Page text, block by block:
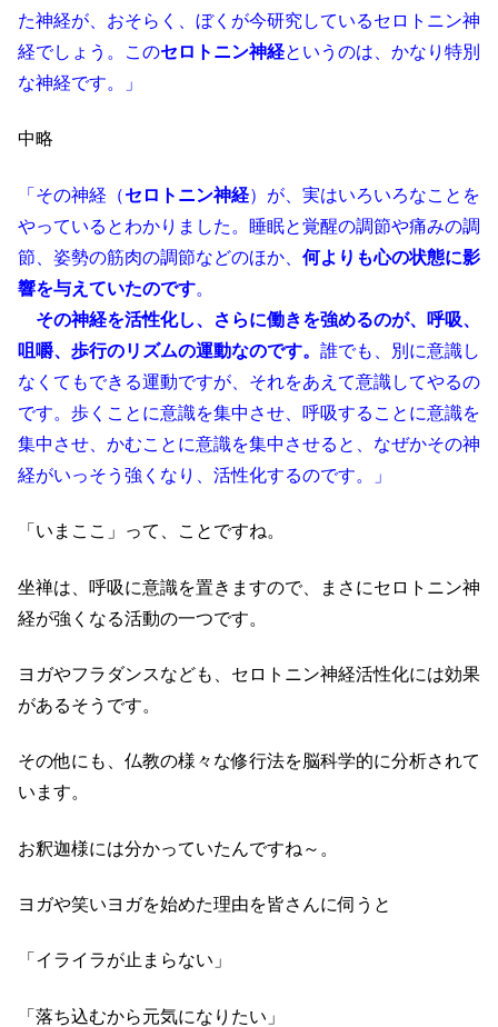
た神経が、おそらく、ぼくが今研究しているセロトニン神
経でしょう。このセロトニン神経というのは、かなり特別
な神経です。」
中略
「その神経（セロトニン神経）が、実はいろいろなことを
やっているとわかりました。睡眠と覚醒の調節や痛みの調
節、姿勢の筋肉の調節などのほか、 何よりも心の状態に影
響を与えていたのです。
その神経を活性化し、さらに働きを強めるのが、呼吸、
咀嚼、歩行のリズムの運動なのです。 誰でも、別に意識し
なくてもできる運動ですが、それをあえて意識してやるの
です。歩くことに意識を集中させ、呼吸することに意識を
集中させ、かむことに意識を集中させると、なぜかその神
経がいっそう強くなり、活性化するのです。」
「いまここ」って、ことですね。
坐禅は、呼吸に意識を置きますので、まさにセロトニン神
経が強くなる活動の一つです。
ヨガやフラダンスなども、セロトニン神経活性化には効果
があるそうです。
その他にも、仏教の様々な修行法を脳科学的に分析されて
います。
お釈迦様には分かっていたんですね～。
ヨガや笑いヨガを始めた理由を皆さんに伺うと
「イライラが止まらない」
「落ち込むから元気になりたい」